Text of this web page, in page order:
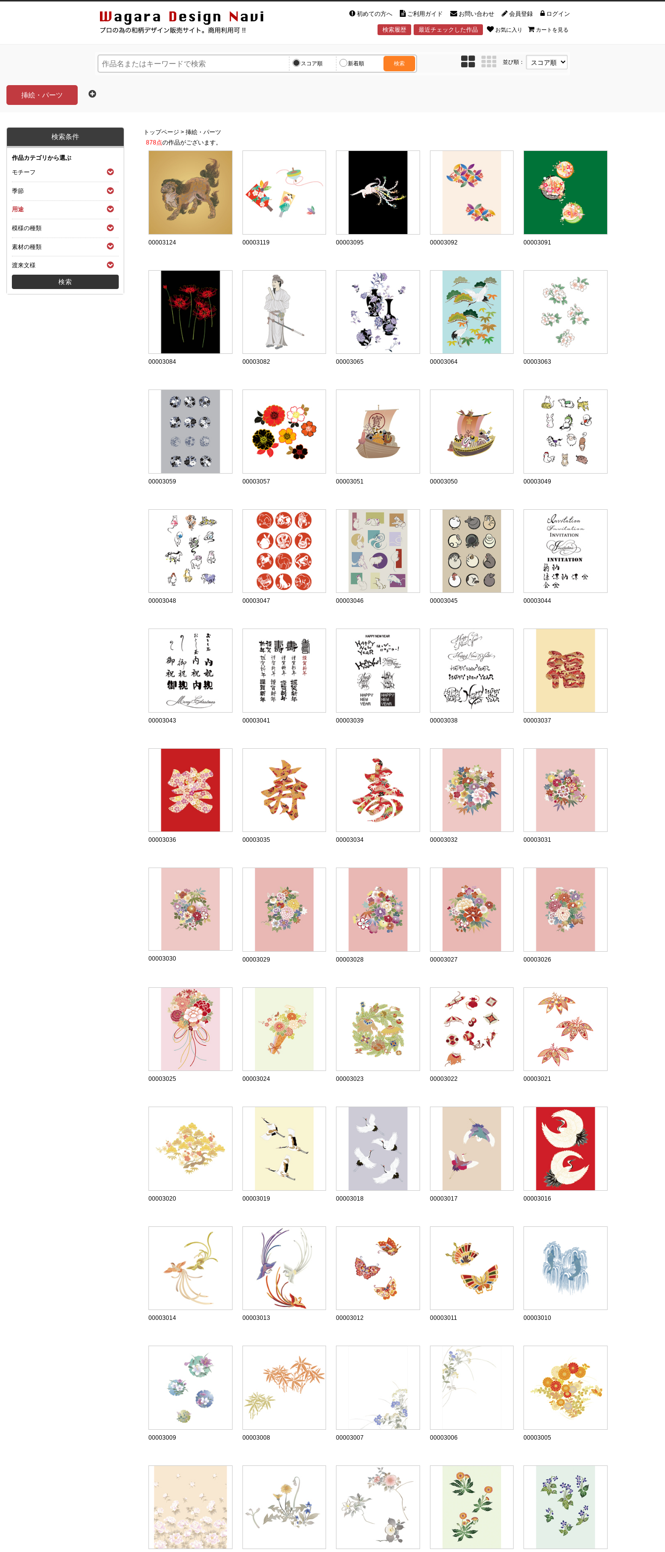
初めての方へ ご利用ガイド お問い合わせ 会員登録 ログイン
検索履歴 最近チェックした作品 お気に入り カートを見る
スコア順 新着順 検索 並び順：
挿絵・パーツ
検索条件
作品カテゴリから選ぶ
モチーフ
季節
用途
模様の種類
素材の種類
渡来文様
トップページ >挿絵・パーツ
878点の作品がございます。
00003124 00003119 00003095 00003092 00003091
00003084 00003082 00003065 00003064 00003063
00003059 00003057 00003051 00003050 00003049
00003048 00003047 00003046 00003045 00003044
00003043 00003041 00003039 00003038 00003037
00003036 00003035 00003034 00003032 00003031
00003030 00003029 00003028 00003027 00003026
00003025 00003024 00003023 00003022 00003021
00003020 00003019 00003018 00003017 00003016
00003014 00003013 00003012 00003011 00003010
00003009 00003008 00003007 00003006 00003005